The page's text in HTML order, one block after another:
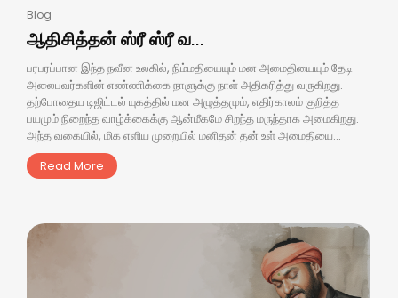
Blog
ஆதிசித்தன் ஸ்ரீ ஸ்ரீ வ...
பரபரப்பான இந்த நவீன உலகில், நிம்மதியையும் மன அமைதியையும் தேடி
அலைபவர்களின் எண்ணிக்கை நாளுக்கு நாள் அதிகரித்து வருகிறது.
தற்போதைய டிஜிட்டல் யுகத்தில் மன அழுத்தமும், எதிர்காலம் குறித்த
பயமும் நிறைந்த வாழ்க்கைக்கு ஆன்மீகமே சிறந்த மருந்தாக அமைகிறது.
அந்த வகையில், மிக எளிய முறையில் மனிதன் தன் உள் அமைதியை...
Read More